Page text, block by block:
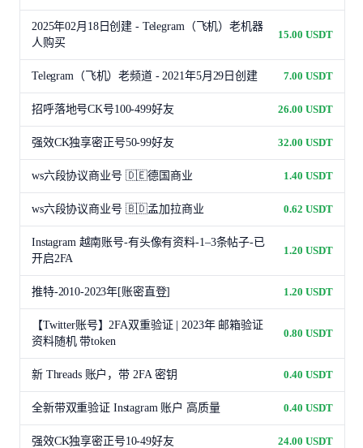
2025年02月18日创建 - Telegram（飞机）老机器
人购买
15.00 USDT
Telegram（飞机）老频道 - 2021年5月29日创建 7.00 USDT
招呼落地号CK号100-499好友 26.00 USDT
强效CK独享密正号50-99好友 32.00 USDT
ws六段协议商业号 🇩🇪德国商业 1.40 USDT
ws六段协议商业号 🇧🇩孟加拉商业 0.62 USDT
Instagram 越南账号-有头像有资料-1–3条帖子-已
开启2FA
1.20 USDT
推特-2010-2023年[账密直登] 1.20 USDT
【Twitter账号】2FA双重验证 | 2023年 邮箱验证
资料随机 带token
0.80 USDT
新 Threads 账户，带 2FA 密钥 0.40 USDT
全新带双重验证 Instagram 账户 高质量 0.40 USDT
强效CK独享密正号10-49好友 24.00 USDT